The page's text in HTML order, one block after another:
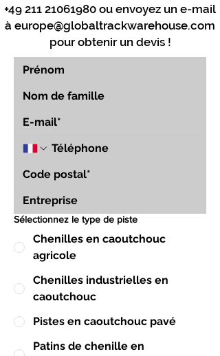
+49 211 21061980 ou envoyez un e-mail
à europe@globaltrackwarehouse.com
pour obtenir un devis !
Sélectionnez le type de piste
Chenilles en caoutchouc
agricole
Chenilles industrielles en
caoutchouc
Pistes en caoutchouc pavé
Patins de chenille en